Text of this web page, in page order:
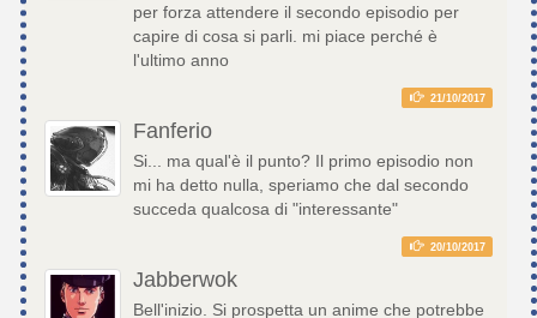
per forza attendere il secondo episodio per
capire di cosa si parli. mi piace perché è
l'ultimo anno
21/10/2017
Fanferio
Si... ma qual'è il punto? Il primo episodio non
mi ha detto nulla, speriamo che dal secondo
succeda qualcosa di "interessante"
20/10/2017
Jabberwok
Bell'inizio. Si prospetta un anime che potrebbe